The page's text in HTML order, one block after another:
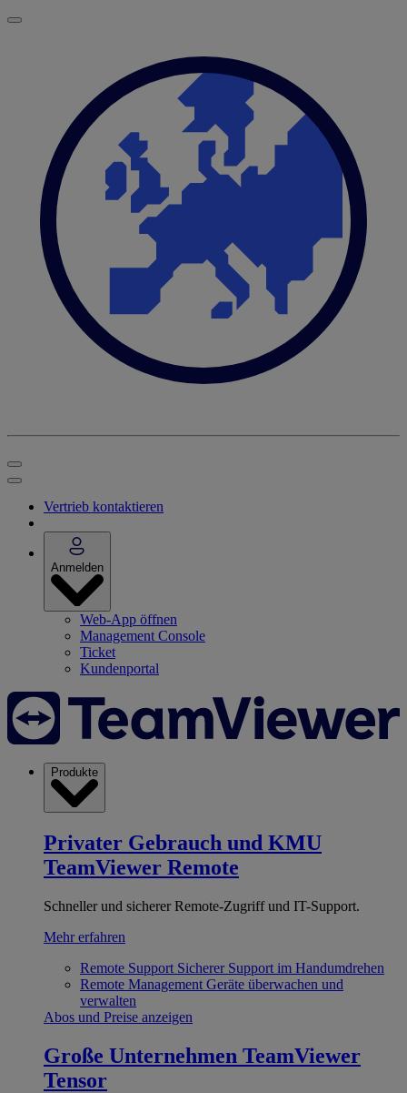
Vertrieb kontaktieren
Anmelden
Web-App öffnen
Management Console
Ticket
Kundenportal
Produkte
Privater Gebrauch und KMU
TeamViewer Remote
Schneller und sicherer Remote-Zugriff und IT-Support.
Mehr erfahren
Remote Support Sicherer Support im Handumdrehen
Remote Management Geräte überwachen und
verwalten
Abos und Preise anzeigen
Große Unternehmen TeamViewer
Tensor